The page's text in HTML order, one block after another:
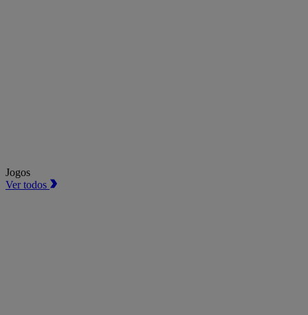
Jogos
Ver todos